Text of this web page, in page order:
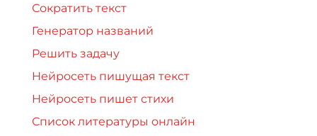
Сократить текст
Генератор названий
Решить задачу
Нейросеть пишущая текст
Нейросеть пишет стихи
Список литературы онлайн